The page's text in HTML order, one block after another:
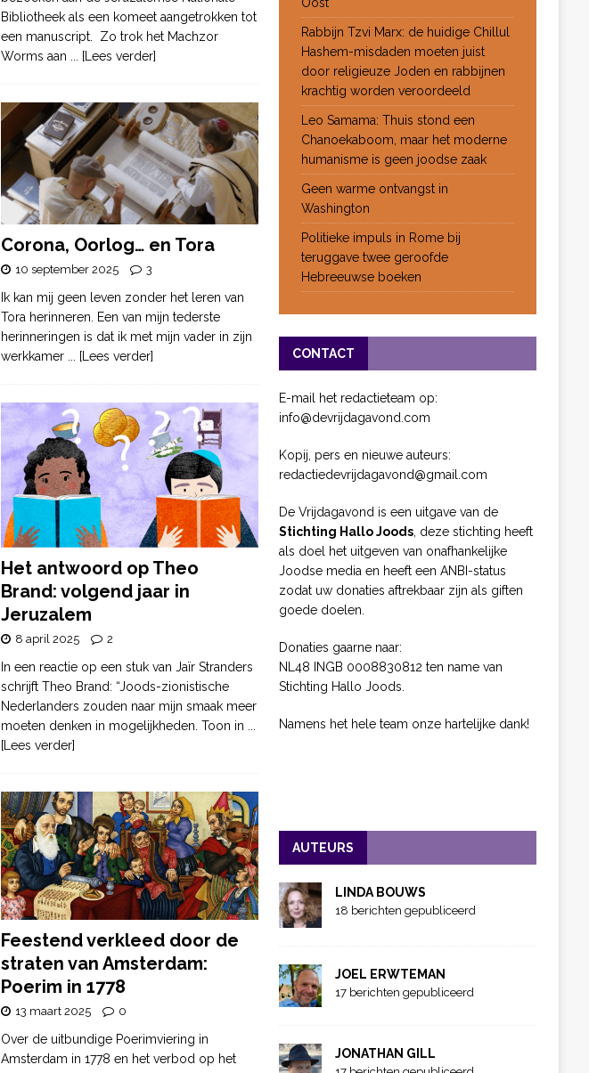
Bibliotheek als een komeet aangetrokken tot
een manuscript. Zo trok het Machzor
Worms aan ... [Lees verder]
Corona, Oorlog… en Tora
10 september 2025 3
Ik kan mij geen leven zonder het leren van
Tora herinneren. Een van mijn tederste
herinneringen is dat ik met mijn vader in zijn
werkkamer ... [Lees verder]
Het antwoord op Theo
Brand: volgend jaar in
Jeruzalem
8 april 2025 2
In een reactie op een stuk van Jaïr Stranders
schrijft Theo Brand: “Joods-zionistische
Nederlanders zouden naar mijn smaak meer
moeten denken in mogelijkheden. Toon in
[Lees verder]
Feestend verkleed door de
straten van Amsterdam:
Poerim in 1778
13 maart 2025 0
Over de uitbundige Poerimviering in
Amsterdam in 1778 en het verbod op het
Rabbijn Tzvi Marx: de huidige Chillul
Hashem-misdaden moeten juist
door religieuze Joden en rabbijnen
krachtig worden veroordeeld
Leo Samama: Thuis stond een
Chanoekaboom, maar het moderne
humanisme is geen joodse zaak
Geen warme ontvangst in
Washington
Politieke impuls in Rome bij
teruggave twee geroofde
Hebreeuwse boeken
CONTACT
E-mail het redactieteam op:
info@devrijdagavond.com
Kopij, pers en nieuwe auteurs:
redactiedevrijdagavond@gmail.com
De Vrijdagavond is een uitgave van de
Stichting Hallo Joods, deze stichting heeft
als doel het uitgeven van onafhankelijke
Joodse media en heeft een ANBI-status
zodat uw donaties aftrekbaar zijn als giften
goede doelen.
Donaties gaarne naar:
NL48 INGB 0008830812 ten name van
Stichting Hallo Joods.
Namens het hele team onze hartelijke dank!
AUTEURS
LINDA BOUWS
18 berichten gepubliceerd
JOEL ERWTEMAN
17 berichten gepubliceerd
JONATHAN GILL